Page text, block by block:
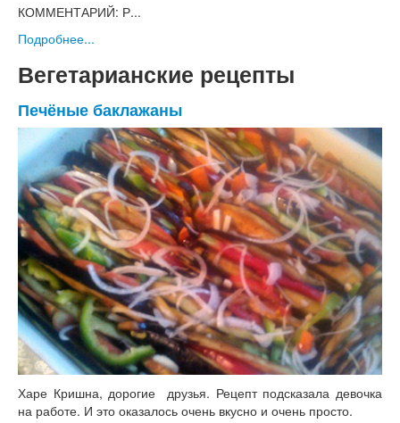
КОММЕНТАРИЙ: Р...
Подробнее...
Вегетарианские рецепты
Печёные баклажаны
Харе Кришна, дорогие друзья. Рецепт подсказала девочка
на работе. И это оказалось очень вкусно и очень просто.